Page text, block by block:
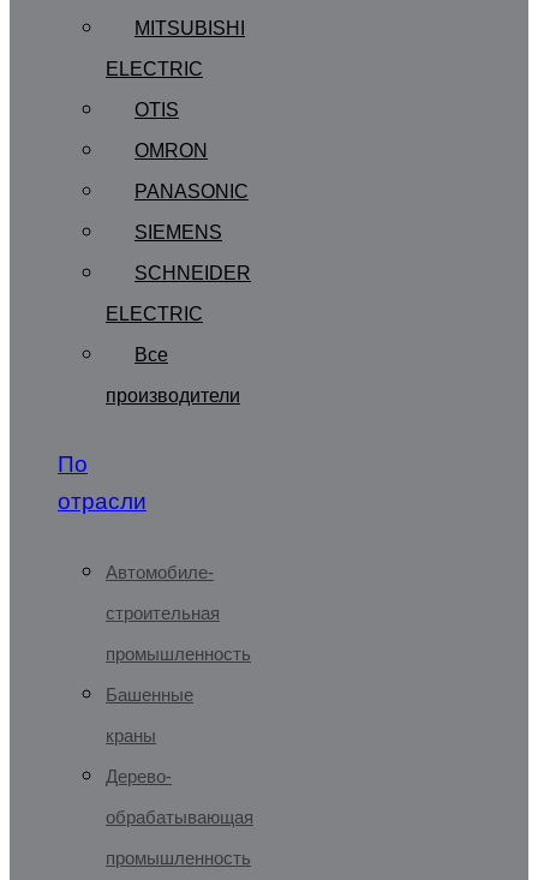
MITSUBISHI
ELECTRIC
OTIS
OMRON
PANASONIC
SIEMENS
SCHNEIDER
ELECTRIC
Все
производители
По
отрасли
Автомобиле-
строительная
промышленность
Башенные
краны
Дерево-
обрабатывающая
промышленность